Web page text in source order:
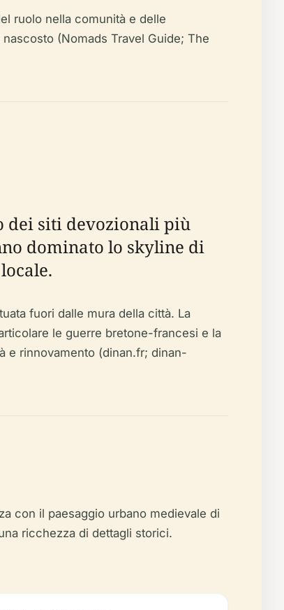
ruolo nella comunità e delle
(Nomads Travel Guide; The
dei siti devozionali più
dominato lo skyline di
fuori dalle mura della città. La
le guerre bretone-francesi e la
e rinnovamento (dinan.fr; dinan-
con il paesaggio urbano medievale di
ricchezza di dettagli storici.